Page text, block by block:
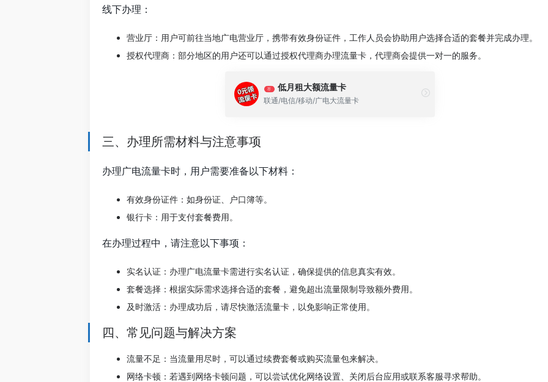
线下办理：
营业厅：用户可前往当地广电营业厅，携带有效身份证件，工作人员会协助用户选择合适的套餐并完成办理。
授权代理商：部分地区的用户还可以通过授权代理商办理流量卡，代理商会提供一对一的服务。
荐 低月租大额流量卡
联通/电信/移动/广电大流量卡
三、办理所需材料与注意事项
办理广电流量卡时，用户需要准备以下材料：
有效身份证件：如身份证、户口簿等。
银行卡：用于支付套餐费用。
在办理过程中，请注意以下事项：
实名认证：办理广电流量卡需进行实名认证，确保提供的信息真实有效。
套餐选择：根据实际需求选择合适的套餐，避免超出流量限制导致额外费用。
及时激活：办理成功后，请尽快激活流量卡，以免影响正常使用。
四、常见问题与解决方案
流量不足：当流量用尽时，可以通过续费套餐或购买流量包来解决。
网络卡顿：若遇到网络卡顿问题，可以尝试优化网络设置、关闭后台应用或联系客服寻求帮助。